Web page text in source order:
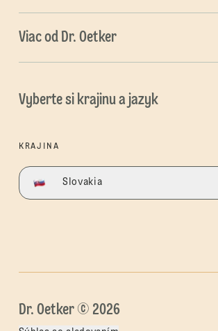
Viac od Dr. Oetker
Vyberte si krajinu a jazyk
KRAJINA
Slovakia
Dr. Oetker © 2026